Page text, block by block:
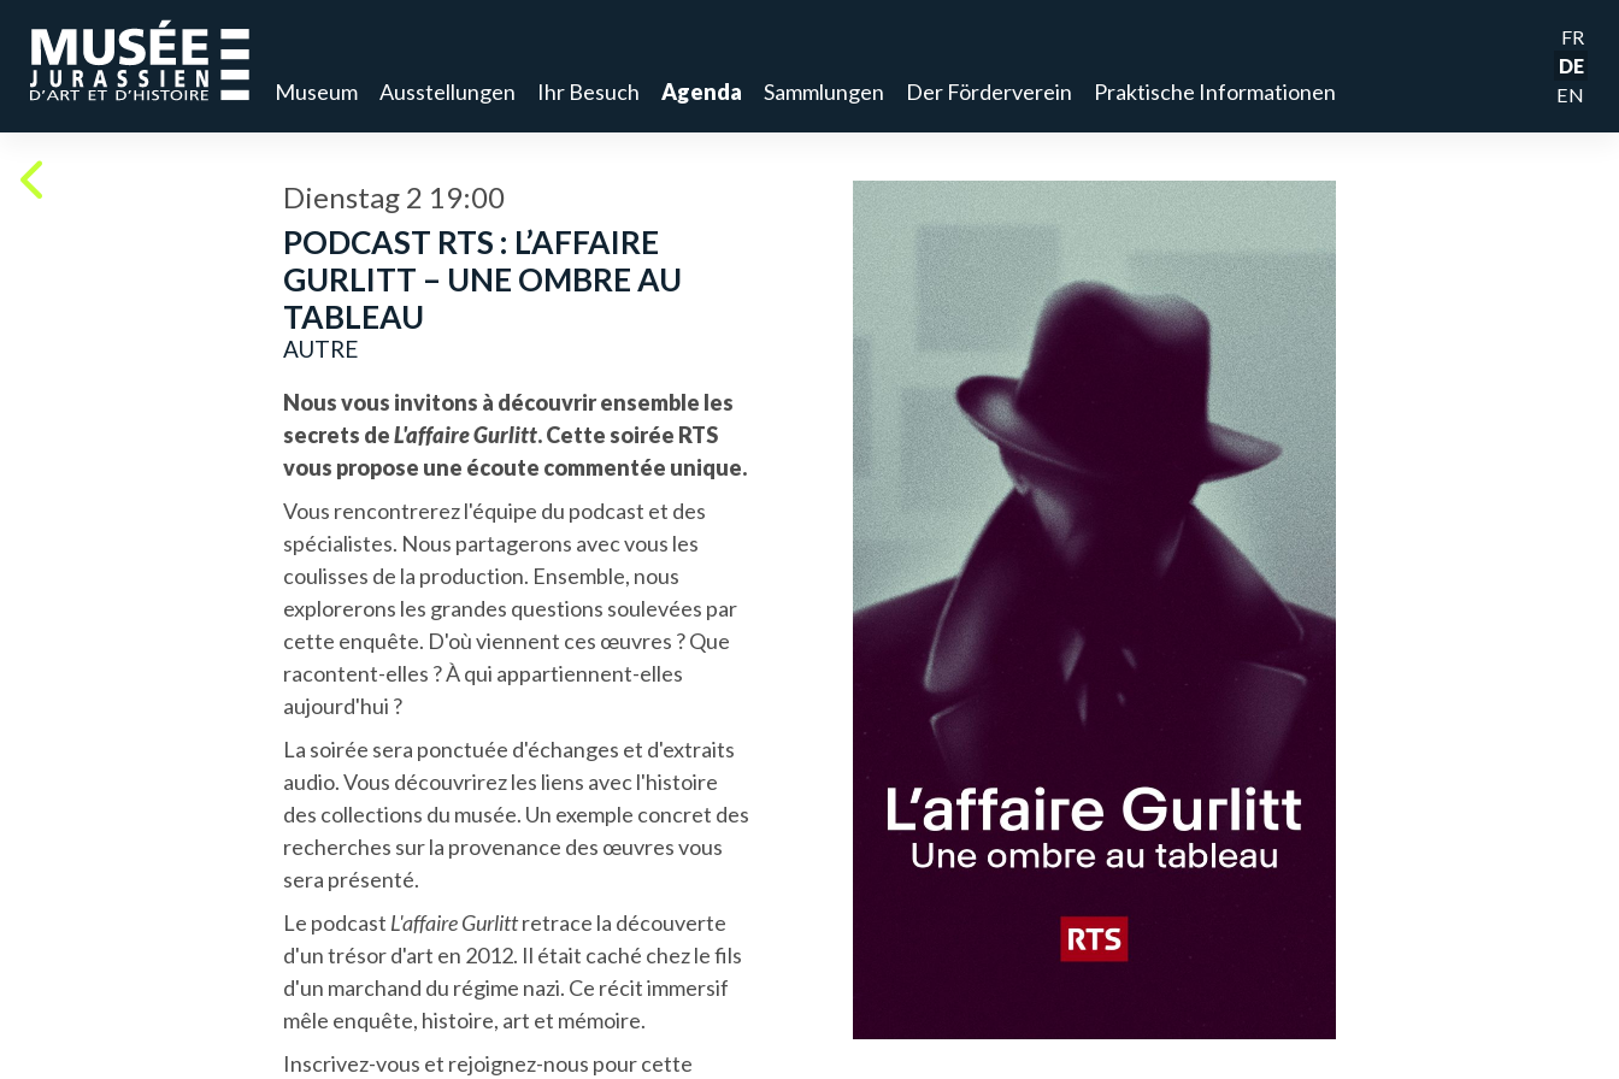
Museum Ausstellungen Ihr Besuch Agenda Sammlungen Der Förderverein Praktische Informationen
FR
DE
EN
Dienstag 2 19:00
PODCAST RTS : L’AFFAIRE
GURLITT – UNE OMBRE AU
TABLEAU
AUTRE
Nous vous invitons à découvrir ensemble les
secrets deL'affaire Gurlitt. Cette soirée RTS
vous propose une écoute commentée unique.
Vous rencontrerez l'équipe du podcast et des
spécialistes. Nous partagerons avec vous les
coulisses de la production. Ensemble, nous
explorerons les grandes questions soulevées par
cette enquête. D'où viennent ces œuvres ? Que
racontent-elles ? À qui appartiennent-elles
aujourd'hui ?
La soirée sera ponctuée d'échanges et d'extraits
audio. Vous découvrirez les liens avec l'histoire
des collections du musée. Un exemple concret des
recherches sur la provenance des œuvres vous
sera présenté.
Le podcast L'affaire Gurlittretrace la découverte
d'un trésor d'art en 2012. Il était caché chez le fils
d'un marchand du régime nazi. Ce récit immersif
mêle enquête, histoire, art et mémoire.
Inscrivez-vous et rejoignez-nous pour cette